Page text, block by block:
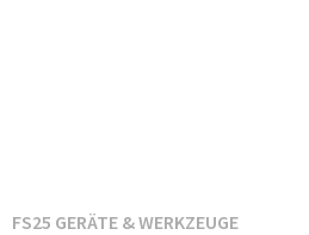
FS25 GERÄTE & WERKZEUGE